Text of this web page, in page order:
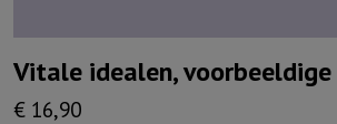
Vitale idealen,
€ 16,90